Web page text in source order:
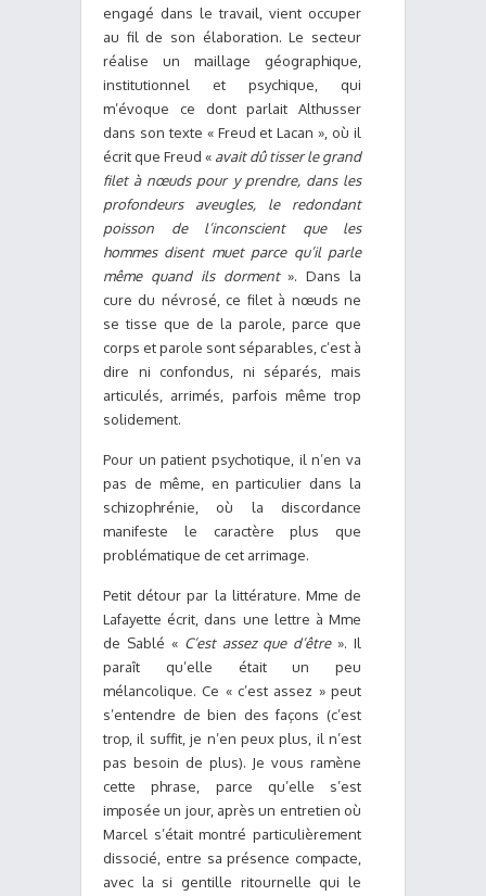
engagé dans le travail, vient occuper
au fil de son élaboration. Le secteur
réalise un maillage géographique,
institutionnel et psychique, qui
m’évoque ce dont parlait Althusser
dans son texte « Freud et Lacan », où il
écrit que Freud « avait dû tisser le grand
filet à nœuds pour y prendre, dans les
profondeurs aveugles, le redondant
poisson de l’inconscient que les
hommes disent muet parce qu’il parle
même quand ils dorment». Dans la
cure du névrosé, ce filet à nœuds ne
se tisse que de la parole, parce que
corps et parole sont séparables, c’est à
dire ni confondus, ni séparés, mais
articulés, arrimés, parfois même trop
solidement.
Pour un patient psychotique, il n’en va
pas de même, en particulier dans la
schizophrénie, où la discordance
manifeste le caractère plus que
problématique de cet arrimage.
Petit détour par la littérature. Mme de
Lafayette écrit, dans une lettre à Mme
de Sablé « C’est assez que d’être ». Il
paraît qu’elle était un peu
mélancolique. Ce « c’est assez » peut
s’entendre de bien des façons (c’est
trop, il suffit, je n’en peux plus, il n’est
pas besoin de plus). Je vous ramène
cette phrase, parce qu’elle s’est
imposée un jour, après un entretien où
Marcel s’était montré particulièrement
dissocié, entre sa présence compacte,
avec la si gentille ritournelle qui le